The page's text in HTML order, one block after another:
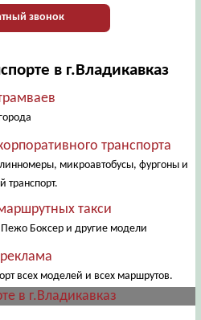
звонок
в г.Владикавказ
транспорта
микроавтобусы, фургоны и
транспорт.
такси
Пежо Боксер и другие модели
всех моделей и всех маршрутов.
в г.Владикавказ